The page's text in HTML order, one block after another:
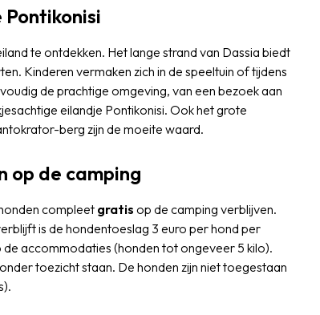
te ontdekken. Het lange strand van Dassia biedt
Kinderen vermaken zich in de speeltuin of tijdens
de prachtige omgeving, van een bezoek aan
eilandje Pontikonisi. Ook het grote
berg zijn de moeite waard.
op de camping
compleetgratis op de camping verblijven.
is de hondentoeslag 3 euro per hond per
accommodaties (honden tot ongeveer 5 kilo).
toezicht staan. De honden zijn niet toegestaan